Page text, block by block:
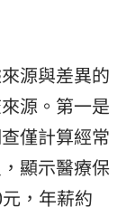
源與差異的
源。第一是
僅計算經常
顯示醫療保
，年薪約